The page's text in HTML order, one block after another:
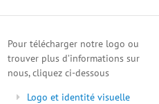
Pour télécharger notre logo ou
trouver plus d’informations sur
nous, cliquez ci-dessous
Logo et identité visuelle